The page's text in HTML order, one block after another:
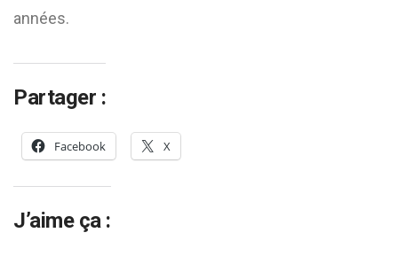
années.
Partager :
Facebook X
J’aime ça :